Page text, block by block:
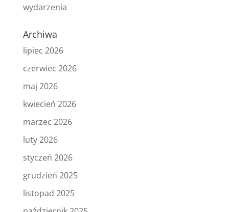
wydarzenia
Archiwa
lipiec 2026
czerwiec 2026
maj 2026
kwiecień 2026
marzec 2026
luty 2026
styczeń 2026
grudzień 2025
listopad 2025